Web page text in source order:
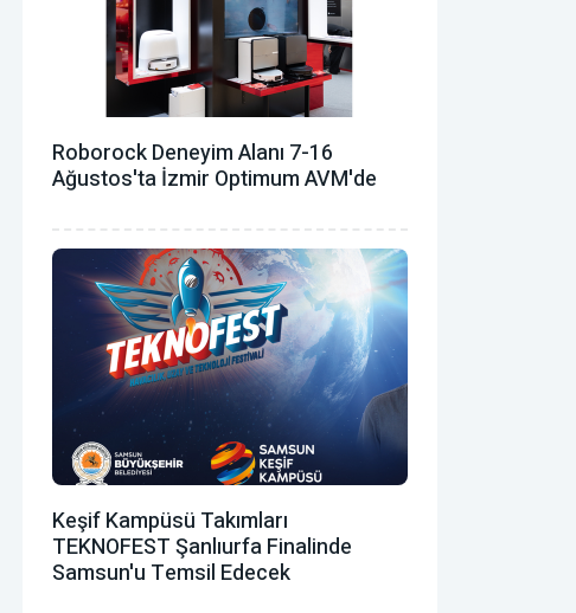
Roborock Deneyim Alanı 7-16
Ağustos'ta İzmir Optimum AVM'de
Keşif Kampüsü Takımları
TEKNOFEST Şanlıurfa Finalinde
Samsun'u Temsil Edecek